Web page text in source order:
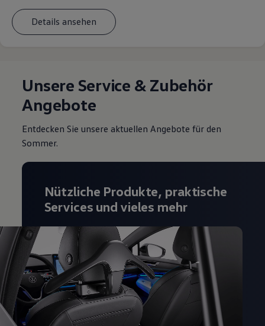
Details ansehen
Unsere Service & Zubehör
Angebote
Entdecken Sie unsere aktuellen Angebote für den
Sommer.
Nützliche Produkte, praktische
Services und vieles mehr